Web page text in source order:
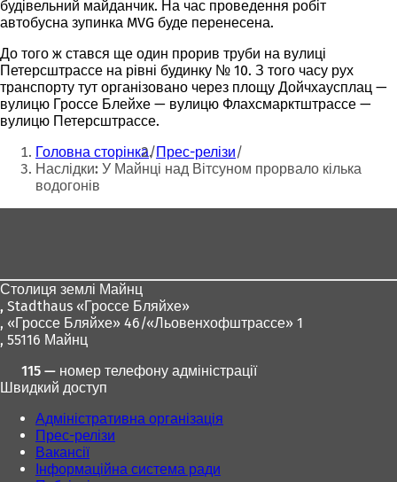
будівельний майданчик. На час проведення робіт
автобусна зупинка MVG буде перенесена.
До того ж стався ще один прорив труби на вулиці
Петерсштрассе на рівні будинку № 10. З того часу рух
транспорту тут організовано через площу Дойчхаусплац —
вулицю Гроссе Блейхе — вулицю Флахсмарктштрассе —
вулицю Петерсштрассе.
Ти
тут:
Головна сторінка Прес-релізи
Наслідки: У Майнці над Вітсуном прорвало кілька
водогонів
Столиця землі Майнц
, Stadthaus «Гроссе Бляйхе»
, «Гроссе Бляйхе» 46/«Льовенхофштрассе» 1
, 55116 Майнц
115 — номер телефону адміністрації
Швидкий доступ
Адміністративна організація
Прес-релізи
Вакансії
Інформаційна система ради